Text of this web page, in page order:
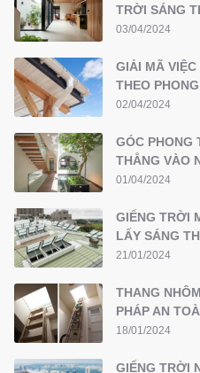
TRỜI SÁNG
03/04/2024
GIẢI MÃ
THEO
02/04/2024
GÓC PHONG
THẲNG VÀO
01/04/2024
GIẾNG TRỜI
LẤY SÁNG
21/01/2024
THANG
PHÁP AN
18/01/2024
GIẾNG TRỜI